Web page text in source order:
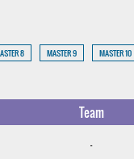
8 MASTER 9 MASTER 10
Team
-